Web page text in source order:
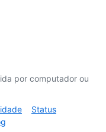
por computador ou
Status